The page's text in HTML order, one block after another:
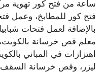
ساعة من فتح كور تهوية
فتح كور للمطابخ، وعمل
بالإضافة لعمل فتحات
معلم قص خرسانة
اهتزازات في المباني
ليزر، وقص خرسانة